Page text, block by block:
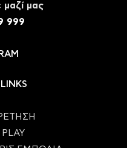
μαζί μας
999
PLAY